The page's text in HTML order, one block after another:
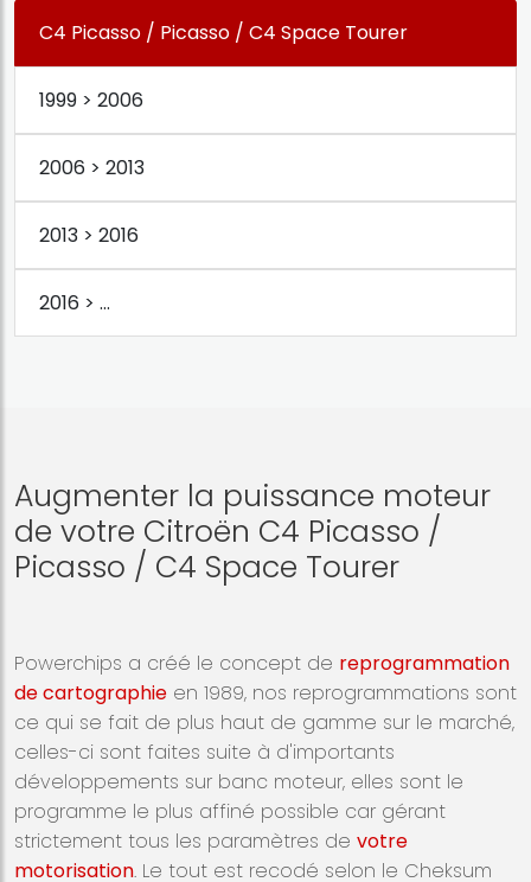
C4 Picasso / Picasso / C4 Space Tourer
1999 > 2006
2006 > 2013
2013 > 2016
2016 > ...
Augmenter la puissance moteur
de votre Citroën C4 Picasso /
Picasso / C4 Space Tourer
Powerchips a créé le concept de reprogrammation
de cartographie en 1989, nos reprogrammations sont
ce qui se fait de plus haut de gamme sur le marché,
celles-ci sont faites suite à d'importants
développements sur banc moteur, elles sont le
programme le plus affiné possible car gérant
strictement tous les paramètres de votre
motorisation. Le tout est recodé selon le Cheksum